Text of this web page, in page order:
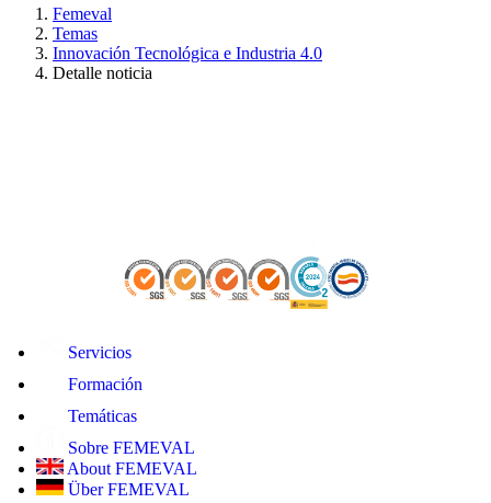
Femeval
Temas
Innovación Tecnológica e Industria 4.0
Detalle noticia
Servicios
Formación
Temáticas
Sobre FEMEVAL
About FEMEVAL
Über FEMEVAL